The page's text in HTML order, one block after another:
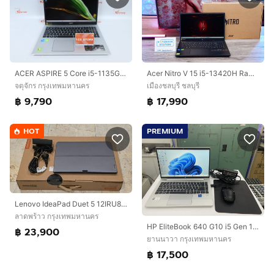
ACER ASPIRE 5 Core i5-1135G7 RAM16.512GB
จตุจักร กรุงเทพมหานคร
฿ 9,790
Acer Nitro V 15 i5-13420H Ram16 RTX2050(4GB) SSD512GB จอ15.6นิ้ว FHD 144Hz เกมมิ่งรุ่นใหม่ ดีไซน์ฝาหลังสุดเท่ มีประกันศูนย์2027 เครื่องพร้อม
เมืองชลบุรี ชลบุรี
฿ 17,990
HOT
Lenovo IdeaPad Duet 5 12IRU8 รุ่น i7
ลาดพร้าว กรุงเทพมหานคร
฿ 23,900
PREMIUM
HP EliteBook 640 G10 i5 Gen 13 Ram 16 มีประกันศูนย์ สภาพสวย ราคาถูกใจ
ยานนาวา กรุงเทพมหานคร
฿ 17,500